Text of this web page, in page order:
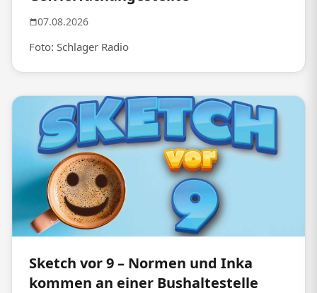
07.08.2026
Foto: Schlager Radio
Sketch vor 9 – Normen und Inka
kommen an einer Bushaltestelle